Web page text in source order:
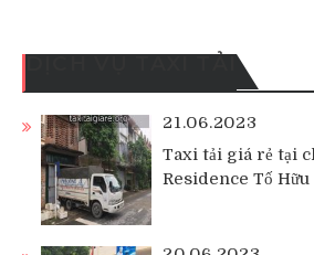
21.06.2023
Taxi tải giá rẻ tại
Residence Tố Hữu